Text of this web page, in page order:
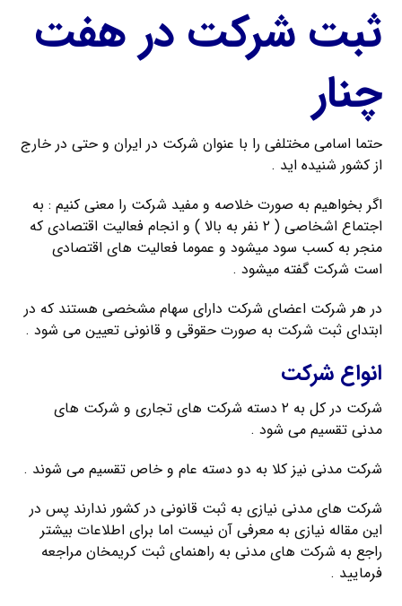
ثبت شرکت در هفت
چنار
حتما اسامی مختلفی را با عنوان شرکت در ایران و حتی در خارج
از کشور شنیده اید .
اگر بخواهیم به صورت خلاصه و مفید شرکت را معنی کنیم : به
اجتماع اشخاصی ( ۲ نفر به بالا ) و انجام فعالیت اقتصادی که
منجر به کسب سود میشود و عموما فعالیت های اقتصادی
است شرکت گفته میشود .
در هر شرکت اعضای شرکت دارای سهام مشخصی هستند که در
ابتدای ثبت شرکت به صورت حقوقی و قانونی تعیین می شود .
انواع شرکت
شرکت در کل به ۲ دسته شرکت های تجاری و شرکت های
مدنی تقسیم می شود .
شرکت مدنی نیز کلا به دو دسته عام و خاص تقسیم می شوند .
شرکت های مدنی نیازی به ثبت قانونی در کشور ندارند پس در
این مقاله نیازی به معرفی آن نیست اما برای اطلاعات بیشتر
راجع به شرکت های مدنی به راهنمای ثبت کریمخان مراجعه
فرمایید .